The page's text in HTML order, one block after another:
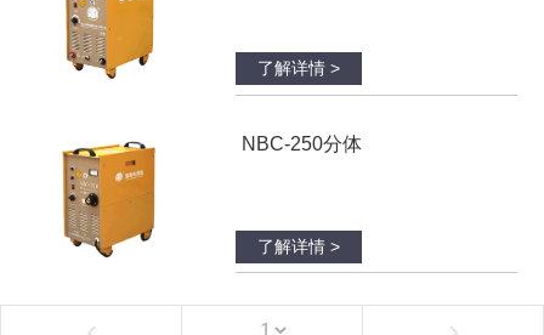
了解详情 >
NBC-250分体
了解详情 >